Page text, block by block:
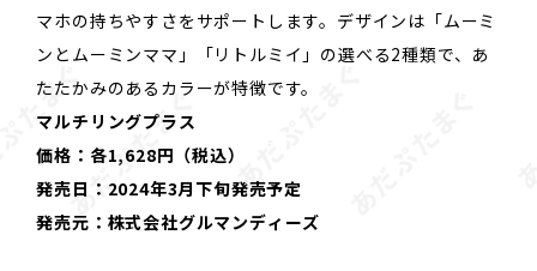
マホの持ちやすさをサポートします。デザインは「ムーミ
ンとムーミンママ」「リトルミイ」の選べる2種類で、あ
たたかみのあるカラーが特徴です。
マルチリングプラス
価格：各1,628円（税込）
発売日：2024年3月下旬発売予定
発売元：株式会社グルマンディーズ